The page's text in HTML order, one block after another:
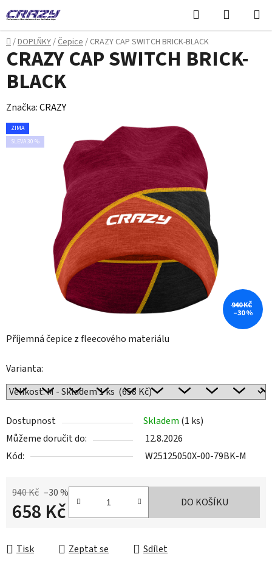
na
obsah
Hledat
KOŠÍK
Domů
/DOPLŇKY/Čepice/ CRAZY CAP SWITCH BRICK-BLACK
Příjemná čepice z fleecového materiálu
Varianta:
Dostupnost Skladem (1 ks)
Můžeme doručit do:
12.8.2026
Kód:
W25125050X-00-79BK-M
940 Kč –30 %
658 Kč DO KOŠÍKU
Tisk Zeptat se Sdílet
CRAZY CAP SWITCH BRICK-
BLACK
Značka:CRAZY
ZIMA
SLEVA 30 %
940 KČ
–30 %